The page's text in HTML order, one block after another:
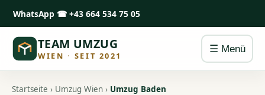
WhatsApp ☎ +43 664 534 75 05
TEAM UMZUG
WIEN · SEIT 2021
☰ Menü
Startseite › Umzug Wien › Umzug Baden